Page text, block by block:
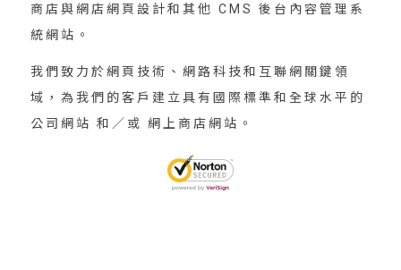
商店與網店網頁設計和其他 CMS 後台內容管理系
統網站。
我們致力於網頁技術、網路科技和互聯網關鍵領
域，為我們的客戶建立具有國際標準和全球水平的
公司網站 和／或 網上商店網站。